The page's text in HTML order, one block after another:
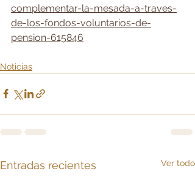
complementar-la-mesada-a-traves-
de-los-fondos-voluntarios-de-
pension-615846
Noticias
Entradas recientes Ver todo